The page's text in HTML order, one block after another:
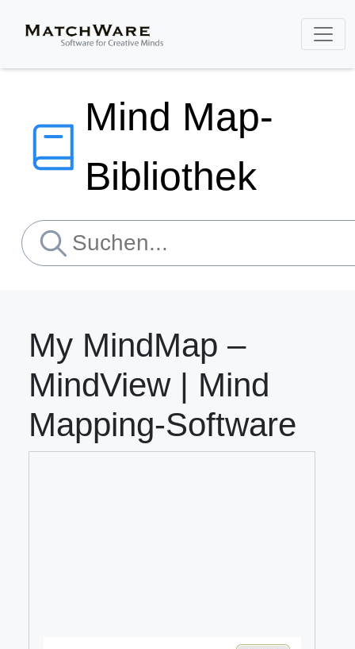
Mind Map-
Bibliothek
My MindMap –
MindView | Mind
Mapping-Software